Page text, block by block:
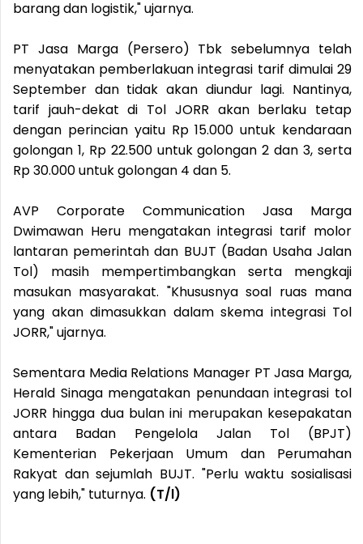
barang dan logistik," ujarnya.
PT Jasa Marga (Persero) Tbk sebelumnya telah
menyatakan pemberlakuan integrasi tarif dimulai 29
September dan tidak akan diundur lagi. Nantinya,
tarif jauh-dekat di Tol JORR akan berlaku tetap
dengan perincian yaitu Rp 15.000 untuk kendaraan
golongan 1, Rp 22.500 untuk golongan 2 dan 3, serta
Rp 30.000 untuk golongan 4 dan 5.
AVP Corporate Communication Jasa Marga
Dwimawan Heru mengatakan integrasi tarif molor
lantaran pemerintah dan BUJT (Badan Usaha Jalan
Tol) masih mempertimbangkan serta mengkaji
masukan masyarakat. "Khususnya soal ruas mana
yang akan dimasukkan dalam skema integrasi Tol
JORR," ujarnya.
Sementara Media Relations Manager PT Jasa Marga,
Herald Sinaga mengatakan penundaan integrasi tol
JORR hingga dua bulan ini merupakan kesepakatan
antara Badan Pengelola Jalan Tol (BPJT)
Kementerian Pekerjaan Umum dan Perumahan
Rakyat dan sejumlah BUJT. "Perlu waktu sosialisasi
yang lebih," tuturnya. (T/l)